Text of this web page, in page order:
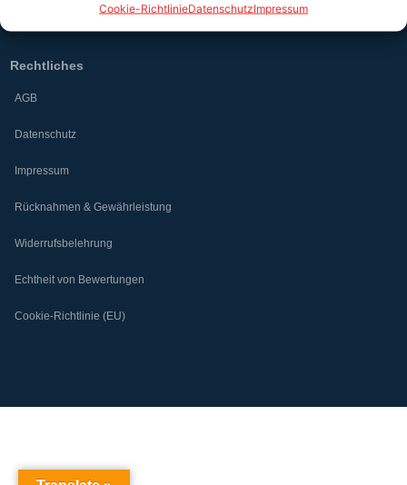
Cookie-RichtlinieDatenschutzImpressum
Rechtliches
AGB
Datenschutz
Impressum
Rücknahmen & Gewährleistung
Widerrufsbelehrung
Echtheit von Bewertungen
Cookie-Richtlinie (EU)